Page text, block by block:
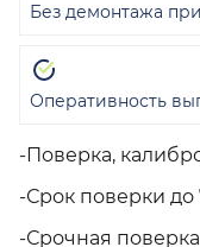
-Поверка,
-Срок поверки
-Срочная поверка
Без демонтажа
Оперативность